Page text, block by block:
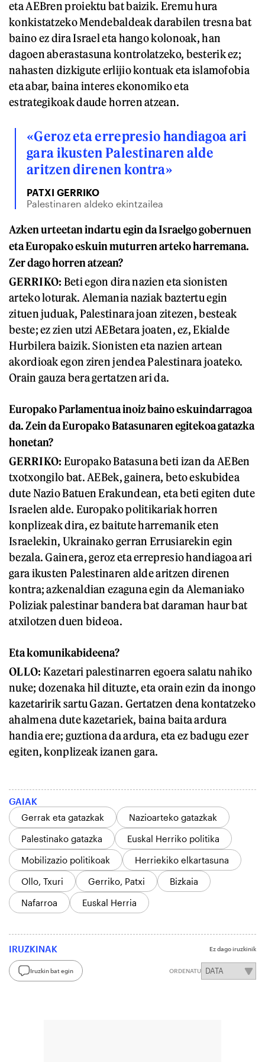
eta AEBren proiektu bat baizik. Eremu hura
konkistatzeko Mendebaldeak darabilen tresna bat
baino ez dira Israel eta hango kolonoak, han
dagoen aberastasuna kontrolatzeko, besterik ez;
nahasten dizkigute erlijio kontuak eta islamofobia
eta abar, baina interes ekonomiko eta
estrategikoak daude horren atzean.
«Geroz eta errepresio handiagoa ari
gara ikusten Palestinaren alde
aritzen direnen kontra»
PATXI GERRIKO
Palestinaren aldeko ekintzailea
Azken urteetan indartu egin da Israelgo gobernuen
eta Europako eskuin muturren arteko harremana.
Zer dago horren atzean?
GERRIKO: Beti egon dira nazien eta sionisten
arteko loturak. Alemania naziak baztertu egin
zituen juduak, Palestinara joan zitezen, besteak
beste; ez zien utzi AEBetara joaten, ez, Ekialde
Hurbilera baizik. Sionisten eta nazien artean
akordioak egon ziren jendea Palestinara joateko.
Orain gauza bera gertatzen ari da.
Europako Parlamentua inoiz baino eskuindarragoa
da. Zein da Europako Batasunaren egitekoa gatazka
honetan?
GERRIKO: Europako Batasuna beti izan da AEBen
txotxongilo bat. AEBek, gainera, beto eskubidea
dute Nazio Batuen Erakundean, eta beti egiten dute
Israelen alde. Europako politikariak horren
konplizeak dira, ez baitute harremanik eten
Israelekin, Ukrainako gerran Errusiarekin egin
bezala. Gainera, geroz eta errepresio handiagoa ari
gara ikusten Palestinaren alde aritzen direnen
kontra; azkenaldian ezaguna egin da Alemaniako
Poliziak palestinar bandera bat daraman haur bat
atxilotzen duen bideoa.
Eta komunikabideena?
OLLO: Kazetari palestinarren egoera salatu nahiko
nuke; dozenaka hil dituzte, eta orain ezin da inongo
kazetaririk sartu Gazan. Gertatzen dena kontatzeko
ahalmena dute kazetariek, baina baita ardura
handia ere; guztiona da ardura, eta ez badugu ezer
egiten, konplizeak izanen gara.
GAIAK
Gerrak eta gatazkak
Nazioarteko gatazkak
Palestinako gatazka
Euskal Herriko politika
Mobilizazio politikoak
Herriekiko elkartasuna
Ollo, Txuri
Gerriko, Patxi
Bizkaia
Nafarroa
Euskal Herria
IRUZKINAK Ez dago iruzkinik
Iruzkin bat egin ORDENATU